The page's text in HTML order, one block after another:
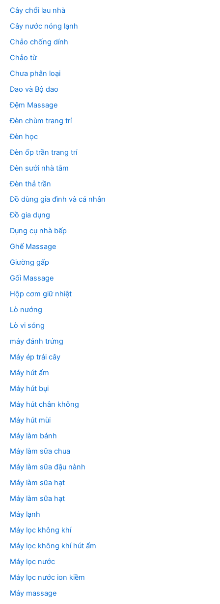
Cây chổi lau nhà
Cây nước nóng lạnh
Chảo chống dính
Chảo từ
Chưa phân loại
Dao và Bộ dao
Đệm Massage
Đèn chùm trang trí
Đèn học
Đèn ốp trần trang trí
Đèn sưởi nhà tắm
Đèn thả trần
Đồ dùng gia đình và cá nhân
Đồ gia dụng
Dụng cụ nhà bếp
Ghế Massage
Giường gấp
Gối Massage
Hộp cơm giữ nhiệt
Lò nướng
Lò vi sóng
máy đánh trứng
Máy ép trái cây
Máy hút ẩm
Máy hút bụi
Máy hút chân không
Máy hút mùi
Máy làm bánh
Máy làm sữa chua
Máy làm sữa đậu nành
Máy làm sữa hạt
Máy làm sữa hạt
Máy lạnh
Máy lọc không khí
Máy lọc không khí hút ẩm
Máy lọc nước
Máy lọc nước ion kiềm
Máy massage